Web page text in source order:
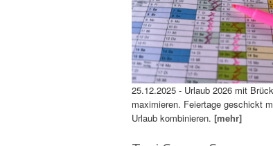
25.12.2025 - Urlaub 2026 mit
maximieren. Feiertage geschickt
Urlaub kombinieren. [mehr]